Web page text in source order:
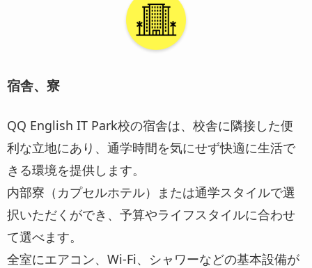
宿舎、寮
QQ English IT Park校の宿舎は、校舎に隣接した便
利な立地にあり、通学時間を気にせず快適に生活で
きる環境を提供します。
内部寮（カプセルホテル）または通学スタイルで選
択いただくができ、予算やライフスタイルに合わせ
て選べます。
全室にエアコン、Wi-Fi、シャワーなどの基本設備が